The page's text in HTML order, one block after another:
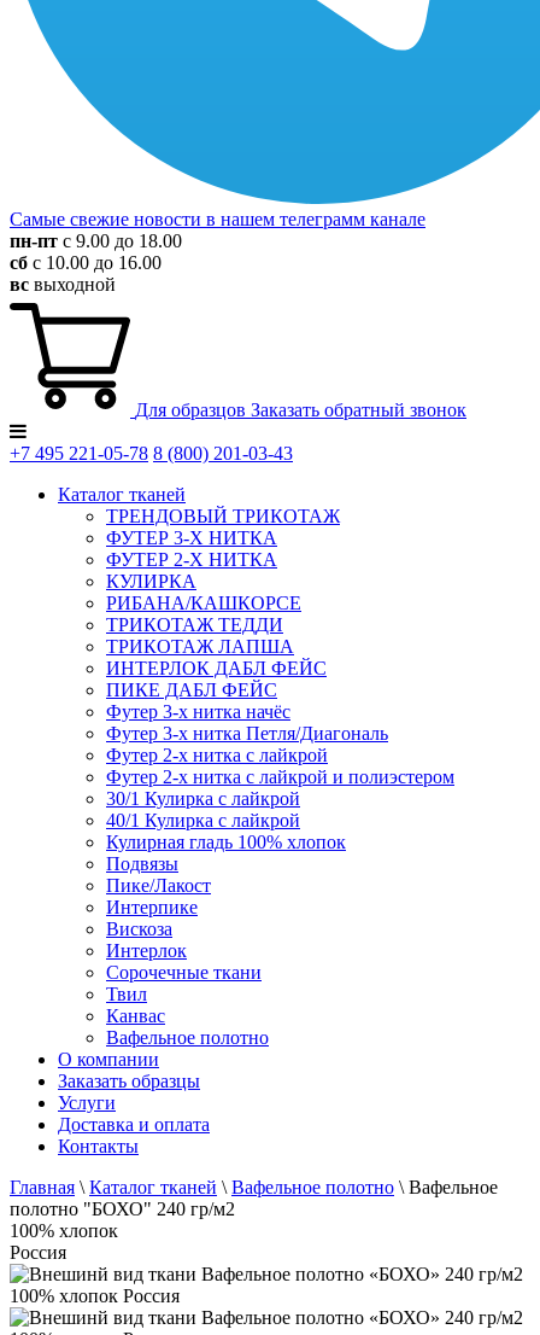
Самые свежие новости в нашем телеграмм канале
пн-пт с 9.00 до 18.00
сб с 10.00 до 16.00
вс выходной
Для образцов Заказать обратный звонок
+7 495 221-05-78 8 (800) 201-03-43
Каталог тканей
ТРЕНДОВЫЙ ТРИКОТАЖ
ФУТЕР 3-Х НИТКА
ФУТЕР 2-Х НИТКА
КУЛИРКА
РИБАНА/КАШКОРСЕ
ТРИКОТАЖ ТЕДДИ
ТРИКОТАЖ ЛАПША
ИНТЕРЛОК ДАБЛ ФЕЙС
ПИКЕ ДАБЛ ФЕЙС
Футер 3-х нитка начёс
Футер 3-х нитка Петля/Диагональ
Футер 2-х нитка с лайкрой
Футер 2-х нитка с лайкрой и полиэстером
30/1 Кулирка с лайкрой
40/1 Кулирка с лайкрой
Кулирная гладь 100% хлопок
Подвязы
Пике/Лакост
Интерпике
Вискоза
Интерлок
Сорочечные ткани
Твил
Канвас
Вафельное полотно
О компании
Заказать образцы
Услуги
Доставка и оплата
Контакты
Главная \ Каталог тканей \ Вафельное полотно \ Вафельное
полотно "БОХО" 240 гр/м2
100% хлопок
Россия